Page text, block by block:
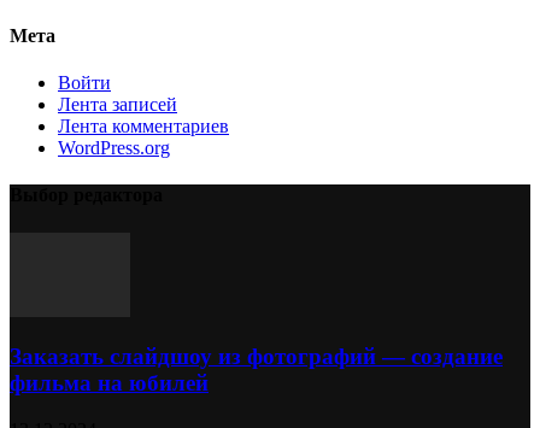
Мета
Войти
Лента записей
Лента комментариев
WordPress.org
Заказать слайдшоу из фотографий — создание
фильма на юбилей